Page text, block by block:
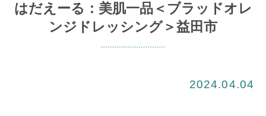
はだえーる：美肌一品＜ブラッドオレ
ンジドレッシング＞益田市
2024.04.04